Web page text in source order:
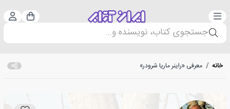
دسته‌بندی سبد
جستجوی کتاب، نویسنده و...
خانه / معرفی «راینر ماریا شرودر»